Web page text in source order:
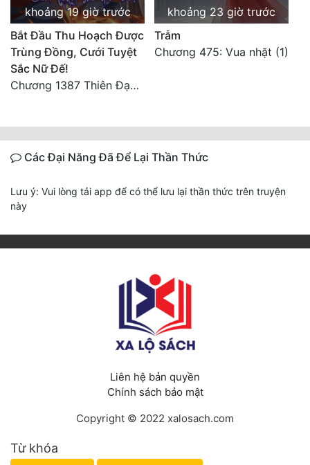
khoảng 19 giờ trước
Bắt Đầu Thu Hoạch Được
Trùng Đồng, Cưới Tuyệt
Sắc Nữ Đế!
Chương 1387 Thiên Đạo đắc ý
khoảng 23 giờ trước
Trẫm
Chương 475: Vua nhặt (1)
Các Đại Năng Đã Để Lại Thần Thức
Lưu ý: Vui lòng tải app để có thể lưu lại thần thức trên truyện
này
Liên hệ bản quyền
Chính sách bảo mật
Copyright © 2022 xalosach.com
Từ khóa